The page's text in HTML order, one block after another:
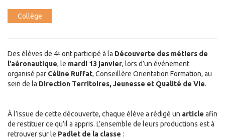
Collège
Des élèves de 4ᵉ ont participé à la Découverte des métiers de
l’aéronautique, le mardi 13 janvier, lors d’un événement
organisé par Céline Ruffat, Conseillère Orientation Formation, au
sein de la Direction Territoires, Jeunesse et Qualité de Vie.
À l’issue de cette découverte, chaque élève a rédigé un article afin
de restituer ce qu’il a appris. L’ensemble de leurs productions est à
retrouver sur le Padlet de la classe :